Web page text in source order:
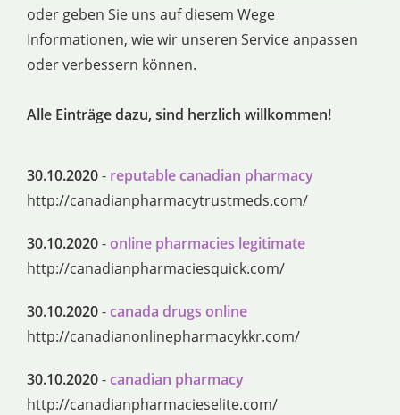
oder geben Sie uns auf diesem Wege
Informationen, wie wir unseren Service anpassen
oder verbessern können.
Alle Einträge dazu, sind herzlich willkommen!
30.10.2020- reputable canadian pharmacy
http://canadianpharmacytrustmeds.com/
30.10.2020-online pharmacies legitimate
http://canadianpharmaciesquick.com/
30.10.2020-canada drugs online
http://canadianonlinepharmacykkr.com/
30.10.2020-canadian pharmacy
http://canadianpharmacieselite.com/